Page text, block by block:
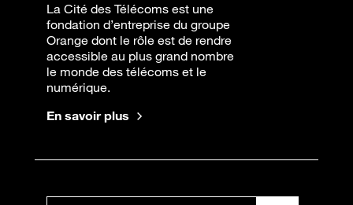
La Cité des Télécoms est une
fondation d’entreprise du groupe
Orange dont le rôle est de rendre
accessible au plus grand nombre
le monde des télécoms et le
numérique.
En savoir plus